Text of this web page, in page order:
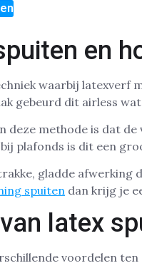
en
waarbij latexverf
gebeurd dit airless
deze methode is dat
plafonds is dit een
gladde
spuiten dan krijg je
latex
voordelen